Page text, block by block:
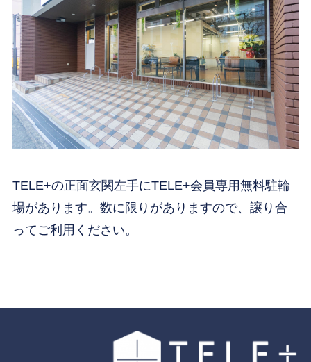
TELE+の正面玄関左手にTELE+会員専用無料駐輪
場があります。数に限りがありますので、譲り合
ってご利用ください。